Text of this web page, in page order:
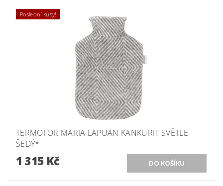
Poslední kusy!
TERMOFOR MARIA LAPUAN KANKURIT SVĚTLE
ŠEDÝ*
1 315 Kč